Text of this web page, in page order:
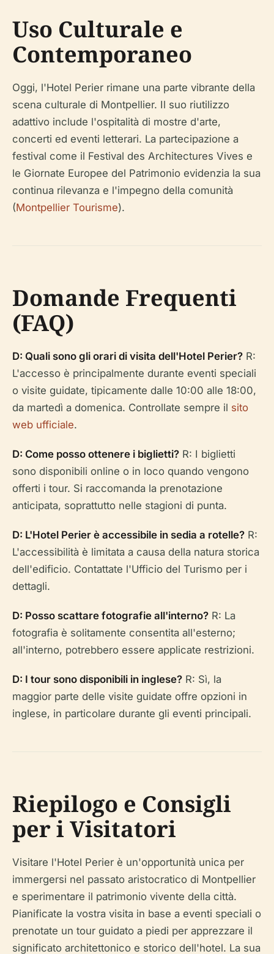
Uso Culturale e
Contemporaneo
Oggi, l'Hotel Perier rimane una parte vibrante della
scena culturale di Montpellier. Il suo riutilizzo
adattivo include l'ospitalità di mostre d'arte,
concerti ed eventi letterari. La partecipazione a
festival come il Festival des Architectures Vives e
le Giornate Europee del Patrimonio evidenzia la sua
continua rilevanza e l'impegno della comunità
(Montpellier Tourisme).
Domande Frequenti
(FAQ)
D: Quali sono gli orari di visita dell'Hotel Perier? R:
L'accesso è principalmente durante eventi speciali
o visite guidate, tipicamente dalle 10:00 alle 18:00,
da martedì a domenica. Controllate sempre il sito
web ufficiale.
D: Come posso ottenere i biglietti? R: I biglietti
sono disponibili online o in loco quando vengono
offerti i tour. Si raccomanda la prenotazione
anticipata, soprattutto nelle stagioni di punta.
D: L'Hotel Perier è accessibile in sedia a rotelle? R:
L'accessibilità è limitata a causa della natura storica
dell'edificio. Contattate l'Ufficio del Turismo per i
dettagli.
D: Posso scattare fotografie all'interno? R: La
fotografia è solitamente consentita all'esterno;
all'interno, potrebbero essere applicate restrizioni.
D: I tour sono disponibili in inglese? R: Sì, la
maggior parte delle visite guidate offre opzioni in
inglese, in particolare durante gli eventi principali.
Riepilogo e Consigli
per i Visitatori
Visitare l'Hotel Perier è un'opportunità unica per
immergersi nel passato aristocratico di Montpellier
e sperimentare il patrimonio vivente della città.
Pianificate la vostra visita in base a eventi speciali o
prenotate un tour guidato a piedi per apprezzare il
significato architettonico e storico dell'hotel. La sua